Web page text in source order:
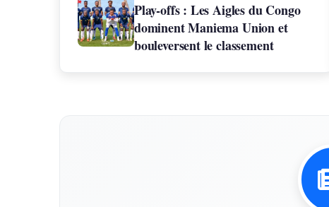
Play-offs : Les Aigles du Congo
dominent Maniema Union et
bouleversent le classement